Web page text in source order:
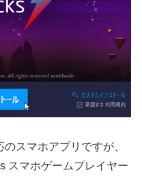
スマホアプリですが、
スマホゲームプレイヤー